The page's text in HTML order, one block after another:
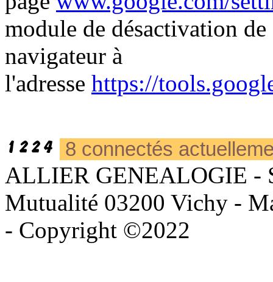
module de désactivation
navigateur à
l'adresse https://
8 connectés
ALLIER GENEALOGIE -
Mutualité 03200 Vichy -
- Copyright ©2022